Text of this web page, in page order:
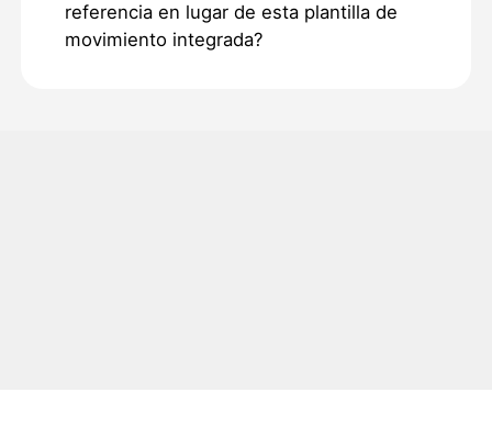
referencia en lugar de esta plantilla de
movimiento integrada?